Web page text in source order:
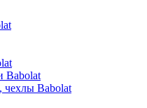
Babolat
чехлы Babolat